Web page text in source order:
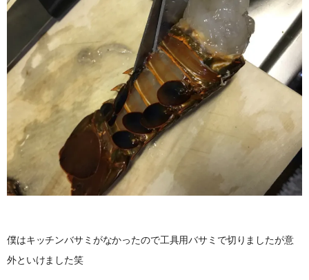
僕はキッチンバサミがなかったので工具用バサミで切りましたが意
外といけました笑